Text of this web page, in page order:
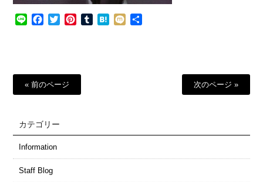
Line Facebook
TwitterPinterestTumblrHatena
Mixi
« 前のページ 次のページ »
カテゴリー
Information
Staff Blog